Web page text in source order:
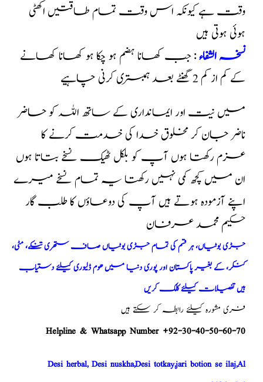
وقت ہے کیونکہ اس وقت تمام طاقتیں اکھٹی
ہوئی ہوتی ہیں
نسخہ الشفاء:جب کھانا ہضم ہو چکا ہو کھانا کھانے
کے کم از کم 2 گھنٹے بعد ہمبستری کرنی چاہیے
میں نیت اور ایمانداری کے ساتھ اللہ کو حاضر
ناضر جان کر مخلوق خدا کی خدمت کرنے کا
عزم رکھتا ہوں آپ کو بلکل ٹھیک نسخے بتاتا ہوں
ان میں کچھ کمی نہیں رکھتا یہ تمام نسخے میرے
اپنے آزمودہ ہوتے ہیں آپ کی دوعاؤں کا طلب گار
حکیم محمد عرفان
جڑی بوٹیاں، ہر قسم کی تمام جڑی بوٹیاں صاف ستھری تنکے، مٹی،
کنکر، کے بغیر پاکستان اور پوری دنیا میں ھوم ڈلیوری کیلئے دستیاب
ہیں تفصیلات کیلئے کلک کریں
فری مشورہ کیلئے رابطہ کر سکتے ہیں
Helpline & Whatsapp Number +92-30-40-50-60-70
Desi herbal, Desi nuskha,Desi totkay,jari botion se ilaj,Al